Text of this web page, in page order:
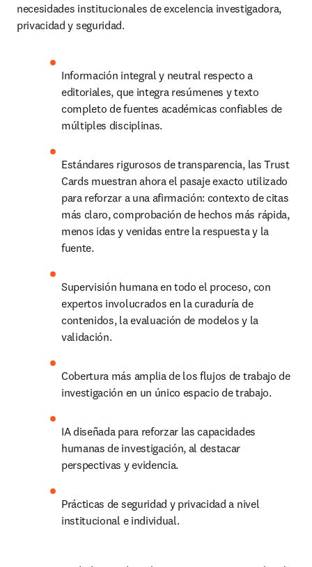
necesidades institucionales de excelencia investigadora,
privacidad y seguridad.
Información integral y neutral respecto a
editoriales, que integra resúmenes y texto
completo de fuentes académicas confiables de
múltiples disciplinas.
Estándares rigurosos de transparencia, las Trust
Cards muestran ahora el pasaje exacto utilizado
para reforzar a una afirmación: contexto de citas
más claro, comprobación de hechos más rápida,
menos idas y venidas entre la respuesta y la
fuente.
Supervisión humana en todo el proceso, con
expertos involucrados en la curaduría de
contenidos, la evaluación de modelos y la
validación.
Cobertura más amplia de los flujos de trabajo de
investigación en un único espacio de trabajo.
IA diseñada para reforzar las capacidades
humanas de investigación, al destacar
perspectivas y evidencia.
Prácticas de seguridad y privacidad a nivel
institucional e individual.